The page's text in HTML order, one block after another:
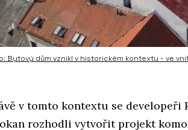
Bytový dům vznikl v historickém kontextu - ve
v tomto kontextu se developeři
rozhodli vytvořit projekt